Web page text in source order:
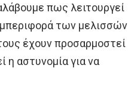
πως λειτουργεί
των μελισσών
έχουν προσαρμοστεί
η αστυνομία για να